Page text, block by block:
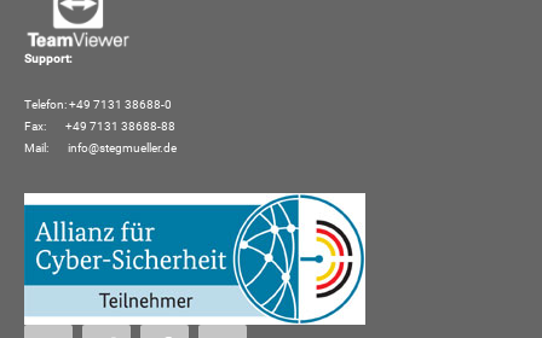
Support:
Telefon: +49 7131 38688-0
Fax: +49 7131 38688-88
Mail:
info@stegmueller.de